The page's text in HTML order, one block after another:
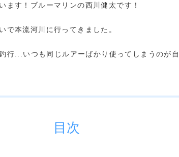
ます！ブルーマリンの西川健太です！
で本流河川に行ってきました。
行...いつも同じルアーばかり使ってしまうのが
目次